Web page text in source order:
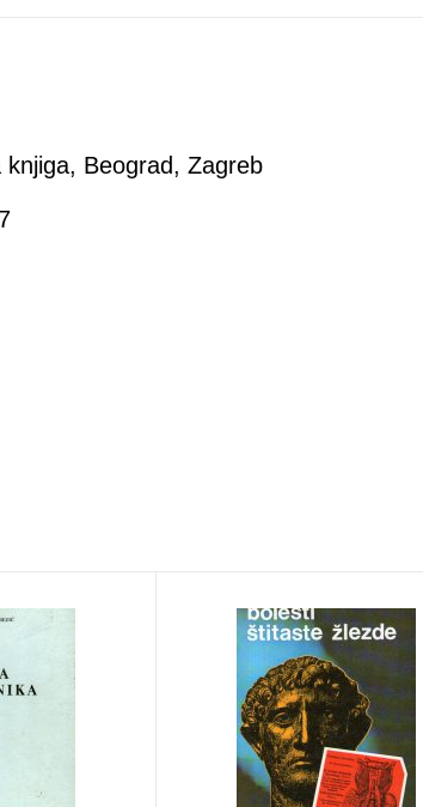
knjiga, Beograd, Zagreb